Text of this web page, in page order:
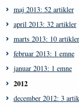
maj 2013: 52 artikler
april 2013: 32 artikler
marts 2013: 10 artikler
februar 2013: 1 emne
januar 2013: 1 emne
2012
december 2012: 3